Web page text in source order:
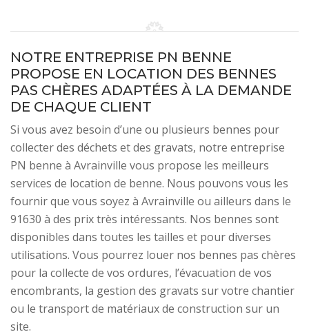
NOTRE ENTREPRISE PN BENNE
PROPOSE EN LOCATION DES BENNES
PAS CHÈRES ADAPTÉES À LA DEMANDE
DE CHAQUE CLIENT
Si vous avez besoin d’une ou plusieurs bennes pour
collecter des déchets et des gravats, notre entreprise
PN benne à Avrainville vous propose les meilleurs
services de location de benne. Nous pouvons vous les
fournir que vous soyez à Avrainville ou ailleurs dans le
91630 à des prix très intéressants. Nos bennes sont
disponibles dans toutes les tailles et pour diverses
utilisations. Vous pourrez louer nos bennes pas chères
pour la collecte de vos ordures, l’évacuation de vos
encombrants, la gestion des gravats sur votre chantier
ou le transport de matériaux de construction sur un
site.